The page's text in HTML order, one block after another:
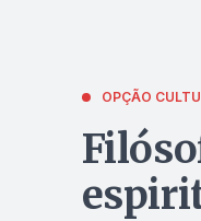
OPÇÃO